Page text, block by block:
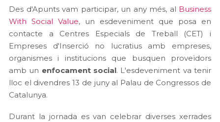
Des d'Apunts vam participar, un any més, al Business
With Social Value, un esdeveniment que posa en
contacte a Centres Especials de Treball (CET) i
Empreses d'Inserció no lucratius amb empreses,
organismes i institucions que busquen proveïdors
amb un enfocament social. L'esdeveniment va tenir
lloc el divendres 13 de juny al Palau de Congressos de
Catalunya.
Durant la jornada es van celebrar diverses xerrades